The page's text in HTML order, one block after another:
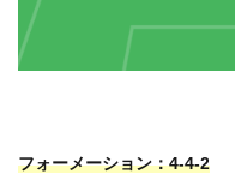
フォーメーション：4-4-2